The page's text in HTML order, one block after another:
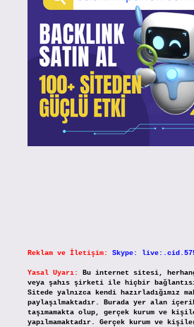
Reklam ve İletişim: Skype:
Yasal Uyarı:
Bu internet sitesi,
veya şahıs şirketi ile hiçbir bağlantısı
Sitede yalnızca kendi hazırladığımız
paylaşılmaktadır. Burada yer alan
taşımamakta olup, gerçek kurum ve
yapılmamaktadır. Gerçek kurum ve